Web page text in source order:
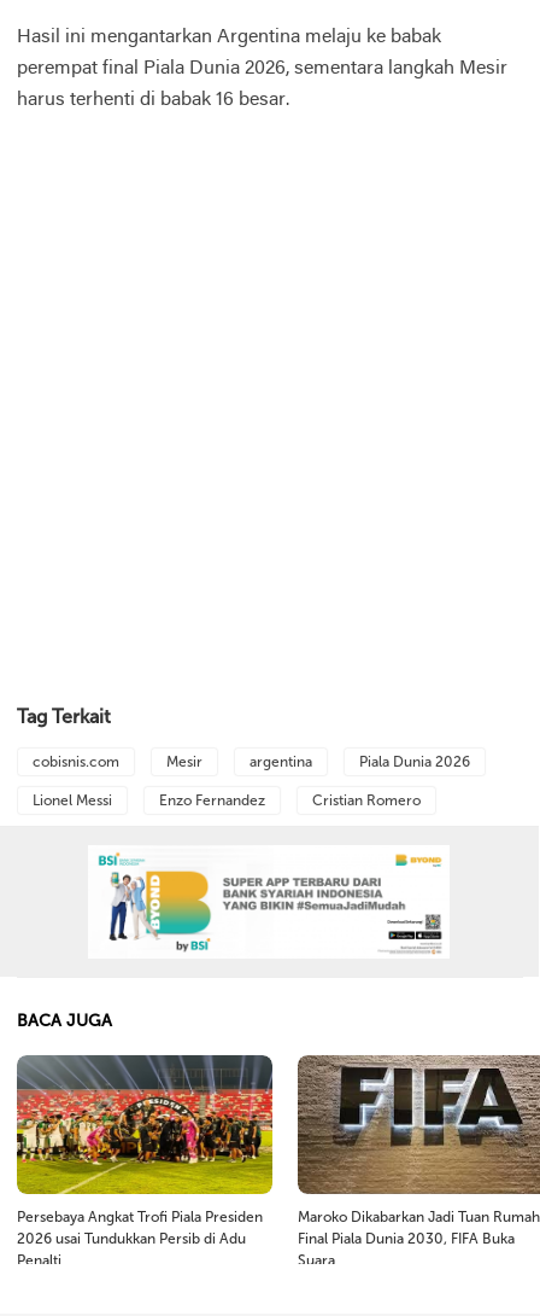
Hasil ini mengantarkan Argentina melaju ke babak
perempat final Piala Dunia 2026, sementara langkah Mesir
harus terhenti di babak 16 besar.
Tag Terkait
cobisnis.com Mesir argentina Piala Dunia 2026
Lionel Messi Enzo Fernandez Cristian Romero
BACA JUGA
Persebaya Angkat Trofi Piala Presiden
2026 usai Tundukkan Persib di Adu
Penalti
Maroko Dikabarkan Jadi Tuan Rumah
Final Piala Dunia 2030, FIFA Buka
Suara